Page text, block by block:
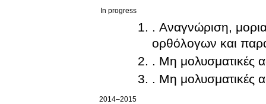
In progress
. Αναγνώριση,
ορθόλογων και
. Μη μολυσματικές
. Μη μολυσματικές
2014–2015